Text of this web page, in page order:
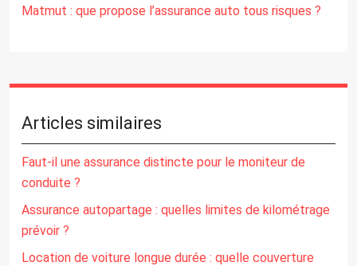
Matmut : que propose l’assurance auto tous risques ?
Articles similaires
Faut-il une assurance distincte pour le moniteur de
conduite ?
Assurance autopartage : quelles limites de kilométrage
prévoir ?
Location de voiture longue durée : quelle couverture